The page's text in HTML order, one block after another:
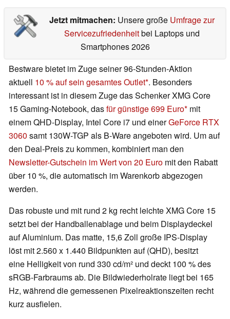
Jetzt mitmachen: Unsere große Umfrage zur
Servicezufriedenheitbei Laptops und
Smartphones 2026
Bestware bietet im Zuge seiner 96-Stunden-Aktion
aktuell 10 % auf sein gesamtes Outlet . Besonders
interessant ist in diesem Zuge das Schenker XMG Core
15 Gaming-Notebook, dasfür günstige 699 Euro mit
einem QHD-Display, Intel Core i7 und einerGeForce RTX
3060 samt 130W-TGP als B-Ware angeboten wird. Um auf
den Deal-Preis zu kommen, kombiniert man den
Newsletter-Gutschein im Wert von 20 Euro mit den Rabatt
über 10 %, die automatisch im Warenkorb abgezogen
werden.
Das robuste und mit rund 2 kg recht leichte XMG Core 15
setzt bei der Handballenablage und beim Displaydeckel
auf Aluminium. Das matte, 15,6 Zoll große IPS-Display
löst mit 2.560 x 1.440 Bildpunkten auf (QHD), besitzt
eine Helligkeit von rund 330 cd/m² und deckt 100 % des
sRGB-Farbraums ab. Die Bildwiederholrate liegt bei 165
Hz, während die gemessenen Pixelreaktionszeiten recht
kurz ausfielen.